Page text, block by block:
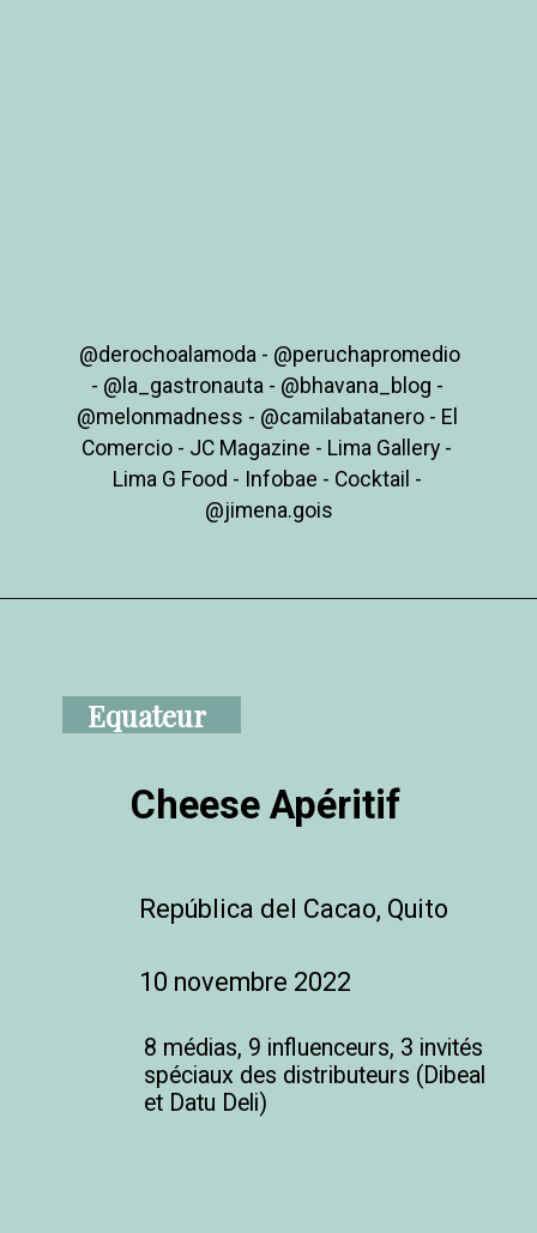
@derochoalamoda - @peruchapromedio
- @la_gastronauta - @bhavana_blog -
@melonmadness - @camilabatanero - El
Comercio - JC Magazine - Lima Gallery -
Lima G Food - Infobae - Cocktail -
@jimena.gois
Cheese Apéritif
10 novembre 2022
8 médias, 9 influenceurs, 3 invités
spéciaux des distributeurs (Dibeal
et Datu Deli)
República del Cacao, Quito
Equateur